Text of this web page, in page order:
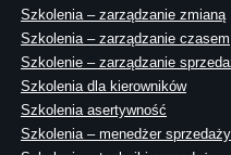
Szkolenia – zarządzanie zmianą
Szkolenia – zarządzanie czasem
Szkolenie – zarządzanie
Szkolenia dla kierowników
Szkolenia asertywność
Szkolenia – menedżer sprzedaży